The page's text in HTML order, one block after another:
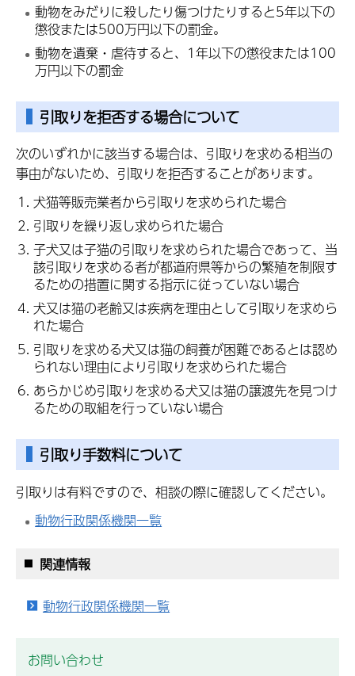
動物をみだりに殺したり傷つけたりすると5年以下の
懲役または500万円以下の罰金。
動物を遺棄・虐待すると、1年以下の懲役または100
万円以下の罰金
引取りを拒否する場合について
次のいずれかに該当する場合は、引取りを求める相当の
事由がないため、引取りを拒否することがあります。
犬猫等販売業者から引取りを求められた場合
引取りを繰り返し求められた場合
子犬又は子猫の引取りを求められた場合であって、当
該引取りを求める者が都道府県等からの繁殖を制限す
るための措置に関する指示に従っていない場合
犬又は猫の老齢又は疾病を理由として引取りを求めら
れた場合
引取りを求める犬又は猫の飼養が困難であるとは認め
られない理由により引取りを求められた場合
あらかじめ引取りを求める犬又は猫の譲渡先を見つけ
るための取組を行っていない場合
引取り手数料について
引取りは有料ですので、相談の際に確認してください。
動物行政関係機関一覧
関連情報
動物行政関係機関一覧
お問い合わせ